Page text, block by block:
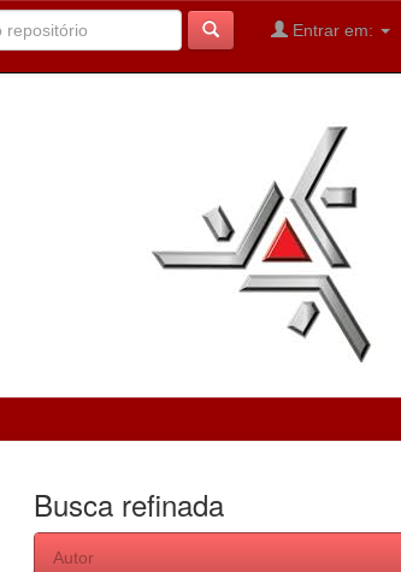
Entrar em:
Busca refinada
Autor